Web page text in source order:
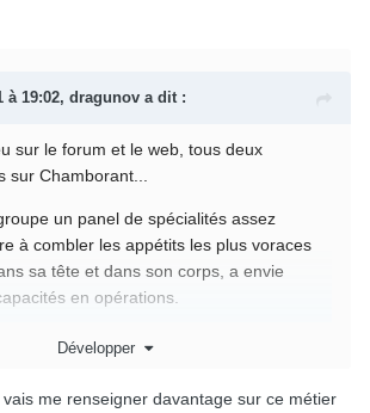
à 19:02, dragunov a dit :
sur le forum et le web, tous deux
sur Chamborant...
un panel de spécialités assez
à combler les appétits les plus voraces
sa tête et dans son corps, a envie
en opérations.
Développer
me renseigner davantage sur ce métier